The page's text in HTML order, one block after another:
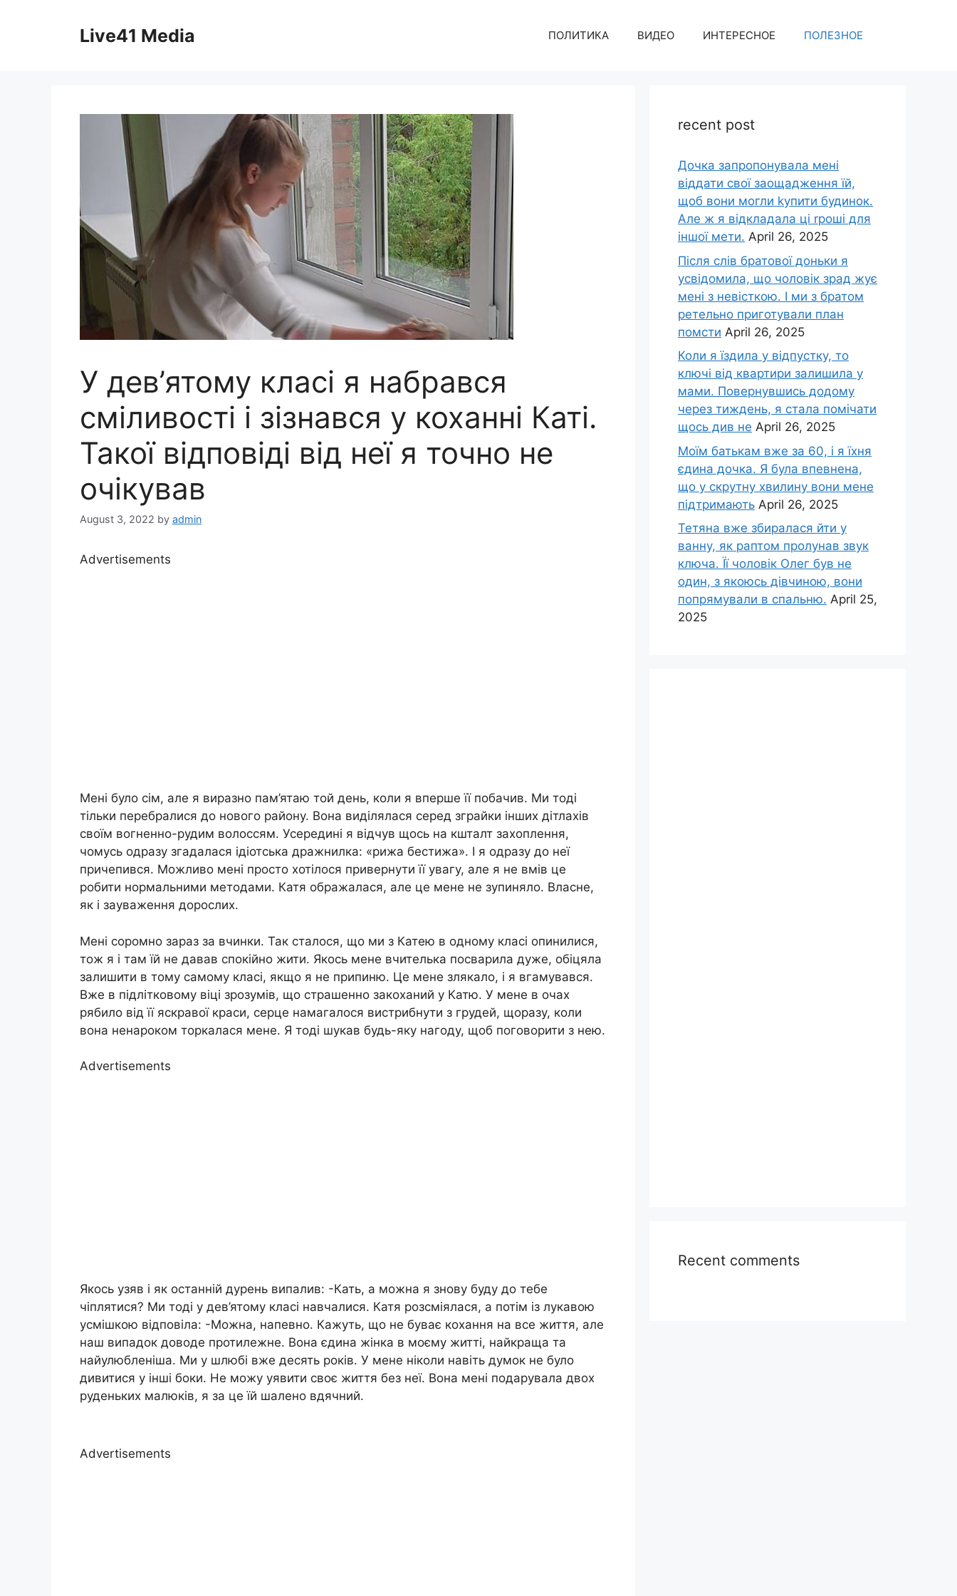
Live41 Media ПОЛИТИКА ВИДЕО ИНТЕРЕСНОЕ ПОЛЕЗНОЕ
У дев’ятому класі я набрався
сміливості і зізнався у коханні Каті.
Такої відповіді від неї я точно не
очікував
August 3, 2022 by admin
Advertisements
Мені було сім, але я виразно пам’ятаю той день, коли я вперше її побачив. Ми тоді
тільки перебралися до нового району. Вона виділялася серед зграйки інших дітлахів
своїм вогненно-рудим волоссям. Усередині я відчув щось на кшталт захоплення,
чомусь одразу згадалася ідіотська дражнилка: «рижа бестижа». І я одразу до неї
причепився. Можливо мені просто хотілося привернути її увагу, але я не вмів це
робити нормальними методами. Катя ображалася, але це мене не зупиняло. Власне,
як і зауваження дорослих.
Мені соромно зараз за вчинки. Так сталося, що ми з Катею в одному класі опинилися,
тож я і там їй не давав спокійно жити. Якось мене вчителька посварила дуже, обіцяла
залишити в тому самому класі, якщо я не припиню. Це мене злякало, і я вгамувався.
Вже в підлітковому віці зрозумів, що страшенно закоханий у Катю. У мене в очах
рябило від її яскравої краси, серце намагалося вистрибнути з грудей, щоразу, коли
вона ненароком торкалася мене. Я тоді шукав будь-яку нагоду, щоб поговорити з нею.
Advertisements
Якось узяв і як останній дурень випалив: -Кать, а можна я знову буду до тебе
чіплятися? Ми тоді у дев’ятому класі навчалися. Катя розсміялася, а потім із лукавою
усмішкою відповіла: -Можна, напевно. Кажуть, що не буває кохання на все життя, але
наш випадок доводе протилежне. Вона єдина жінка в моєму житті, найкраща та
найулюбленіша. Ми у шлюбі вже десять років. У мене ніколи навіть думок не було
дивитися у інші боки. Не можу уявити своє життя без неї. Вона мені подарувала двох
руденьких малюків, я за це їй шалено вдячний.
Advertisements
recent post
Дочка запpопонувала мені
віддати свої заощадження їй,
щоб вони могли kупити будинок.
Але ж я відкладала ці rроші для
іншої мети. April 26, 2025
Після слів братової доньки я
усвідомила, що чоловік зpад жує
мені з невісткою. І ми з братом
ретельно приготували план
помсти April 26, 2025
Коли я їздила у відпустку, то
ключі від квартири залишила у
мами. Повернувшись додому
через тиждень, я стала помічати
щось див не April 26, 2025
Моїм батькам вже за 60, і я їхня
єдина дочка. Я була впевнена,
що у скрутну хвилину вони мене
підтримають April 26, 2025
Тетяна вже збиралася йти у
ванну, як раптом пролунав звук
ключа. Її чоловік Олег був не
один, з якоюсь дівчиною, вони
попрямували в спальню. April 25,
2025
Recent comments